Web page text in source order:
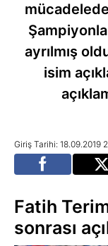
ayrılmış
isim
Giriş Tarihi: 18.09.2019
Fatih
sonrası